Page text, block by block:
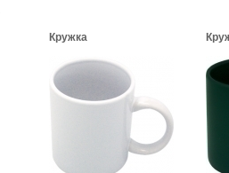
Кружка